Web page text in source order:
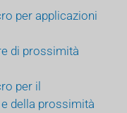
per applicazioni
di prossimità
per il
della prossimità